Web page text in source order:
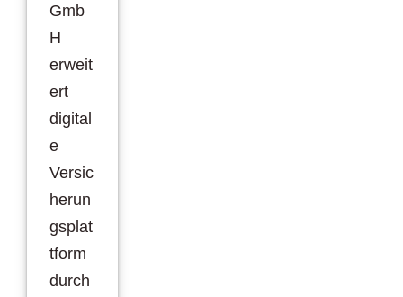
Gmb
H
erweit
ert
digital
e
Versic
herun
gsplat
tform
durch